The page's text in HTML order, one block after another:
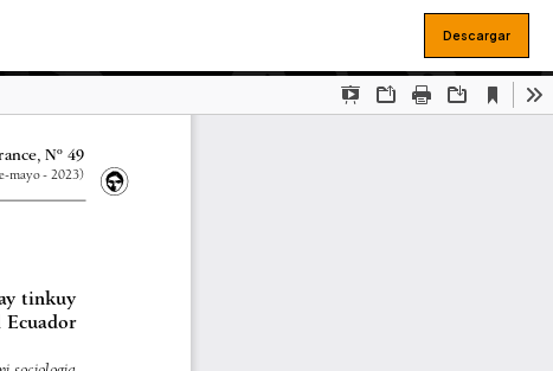
Descargar